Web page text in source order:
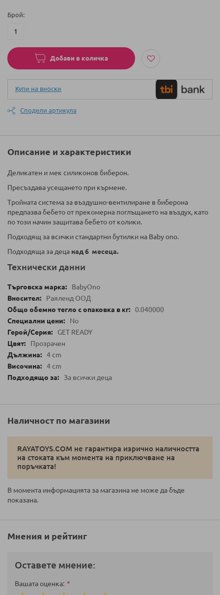
Брой
Добави в количка
Купи на вноски
Сподели артикула
Описание и характеристики
Деликатен и мек силиконов биберон.
Пресъздава усещането при кърмене.
Tройната система за въздушно-вентилиране в биберона
предпазва бебето от прекомерна поглъщането на въздух, като
по този начин защитава бебето от колики.
Подходящ за всички стандартни бутилки на Baby ono.
Подходяща за деца над 6 месеца.
Технически данни
BabyOno
Раяленд ООД
0.040000
No
GET READY
Прозрачен
4 cm
4 cm
За всички деца
Наличност по магазини
RAYATOYS.COM не гарантира изрично наличността
на стоката към момента на приключване на
поръчката!
В момента информацията за магазина не може да бъде
показана.
Мнения и рейтинг
Оставете мнение:
Вашата оценка